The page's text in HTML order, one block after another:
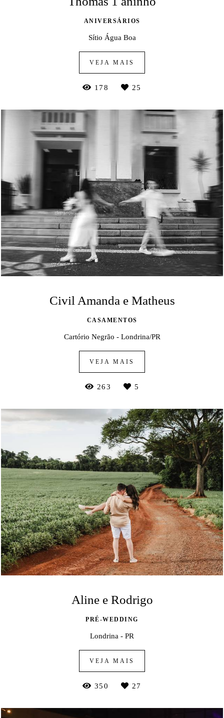
ANIVERSÁRIOS
Sítio Água Boa
VEJA MAIS
178 25
Civil Amanda e Matheus
CASAMENTOS
Cartório Negrão - Londrina/PR
VEJA MAIS
263 5
Aline e Rodrigo
PRÉ-WEDDING
Londrina - PR
VEJA MAIS
350 27